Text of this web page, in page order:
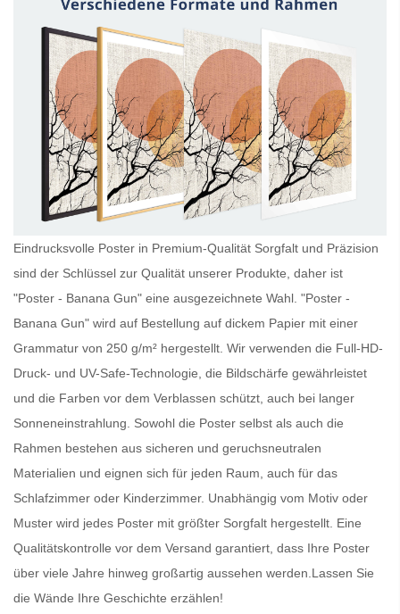
Eindrucksvolle Poster in Premium-Qualität Sorgfalt und Präzision
sind der Schlüssel zur Qualität unserer Produkte, daher ist
"Poster - Banana Gun" eine ausgezeichnete Wahl. "Poster -
Banana Gun" wird auf Bestellung auf dickem Papier mit einer
Grammatur von 250 g/m² hergestellt. Wir verwenden die Full-HD-
Druck- und UV-Safe-Technologie, die Bildschärfe gewährleistet
und die Farben vor dem Verblassen schützt, auch bei langer
Sonneneinstrahlung. Sowohl die Poster selbst als auch die
Rahmen bestehen aus sicheren und geruchsneutralen
Materialien und eignen sich für jeden Raum, auch für das
Schlafzimmer oder Kinderzimmer. Unabhängig vom Motiv oder
Muster wird jedes Poster mit größter Sorgfalt hergestellt. Eine
Qualitätskontrolle vor dem Versand garantiert, dass Ihre Poster
über viele Jahre hinweg großartig aussehen werden. Lassen Sie
die Wände Ihre Geschichte erzählen!